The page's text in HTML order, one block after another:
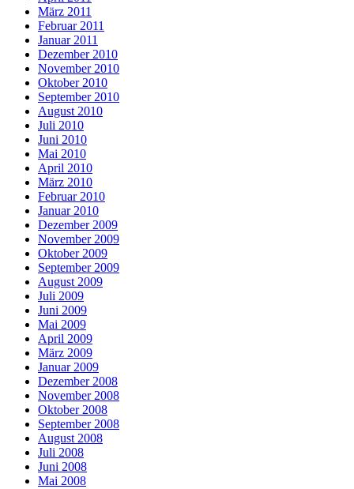
März 2011
Februar 2011
Januar 2011
Dezember 2010
November 2010
Oktober 2010
September 2010
August 2010
Juli 2010
Juni 2010
Mai 2010
April 2010
März 2010
Februar 2010
Januar 2010
Dezember 2009
November 2009
Oktober 2009
September 2009
August 2009
Juli 2009
Juni 2009
Mai 2009
April 2009
März 2009
Januar 2009
Dezember 2008
November 2008
Oktober 2008
September 2008
August 2008
Juli 2008
Juni 2008
Mai 2008